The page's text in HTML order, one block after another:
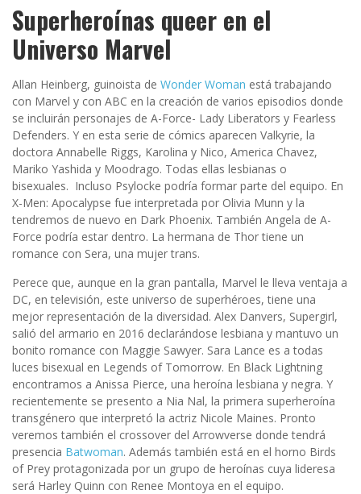
Superheroínas queer en el
Universo Marvel
Allan Heinberg, guinoista de Wonder Woman está trabajando
con Marvel y con ABC en la creación de varios episodios donde
se incluirán personajes de A-Force- Lady Liberators y Fearless
Defenders. Y en esta serie de cómics aparecen Valkyrie, la
doctora Annabelle Riggs, Karolina y Nico, America Chavez,
Mariko Yashida y Moodrago. Todas ellas lesbianas o
bisexuales. Incluso Psylocke podría formar parte del equipo. En
X-Men: Apocalypse fue interpretada por Olivia Munn y la
tendremos de nuevo en Dark Phoenix. También Angela de A-
Force podría estar dentro. La hermana de Thor tiene un
romance con Sera, una mujer trans.
Perece que, aunque en la gran pantalla, Marvel le lleva ventaja a
DC, en televisión, este universo de superhéroes, tiene una
mejor representación de la diversidad. Alex Danvers, Supergirl,
salió del armario en 2016 declarándose lesbiana y mantuvo un
bonito romance con Maggie Sawyer. Sara Lance es a todas
luces bisexual en Legends of Tomorrow. En Black Lightning
encontramos a Anissa Pierce, una heroína lesbiana y negra. Y
recientemente se presento a Nia Nal, la primera superheroína
transgénero que interpretó la actriz Nicole Maines. Pronto
veremos también el crossover del Arrowverse donde tendrá
presencia Batwoman. Además también está en el horno Birds
of Prey protagonizada por un grupo de heroínas cuya lideresa
será Harley Quinn con Renee Montoya en el equipo.